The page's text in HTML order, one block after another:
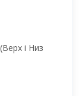
і Низ